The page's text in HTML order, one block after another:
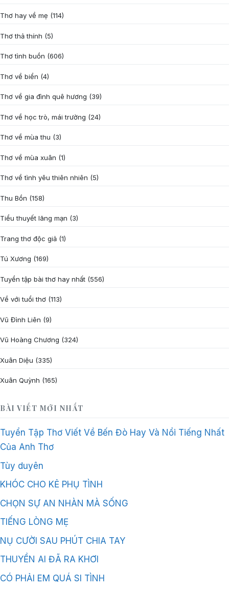
Thơ hay về mẹ (114)
Thơ thả thính (5)
Thơ tình buồn (606)
Thơ về biển (4)
Thơ về gia đình quê hương (39)
Thơ về học trò, mái trường (24)
Thơ về mùa thu (3)
Thơ về mùa xuân (1)
Thơ về tình yêu thiên nhiên (5)
Thu Bồn (158)
Tiểu thuyết lãng mạn (3)
Trang thơ độc giả (1)
Tú Xương (169)
Tuyển tập bài thơ hay nhất (556)
Về với tuổi thơ (113)
Vũ Đình Liên (9)
Vũ Hoàng Chương (324)
Xuân Diệu (335)
Xuân Quỳnh (165)
BÀI VIẾT MỚI NHẤT
Tuyển Tập Thơ Viết Về Bến Đò Hay Và Nổi Tiếng Nhất
Của Anh Thơ
Tùy duyên
KHÓC CHO KẺ PHỤ TÌNH
CHỌN SỰ AN NHÀN MÀ SỐNG
TIẾNG LÒNG MẸ
NỤ CƯỜI SAU PHÚT CHIA TAY
THUYỀN AI ĐÃ RA KHƠI
CÓ PHẢI EM QUÁ SI TÌNH